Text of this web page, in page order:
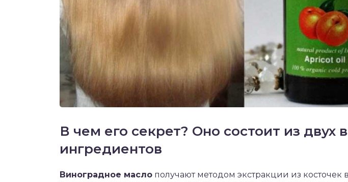
В чем его секрет? Оно состоит из двух
ингредиентов
Виноградное масло получают методом экстракции из косточек